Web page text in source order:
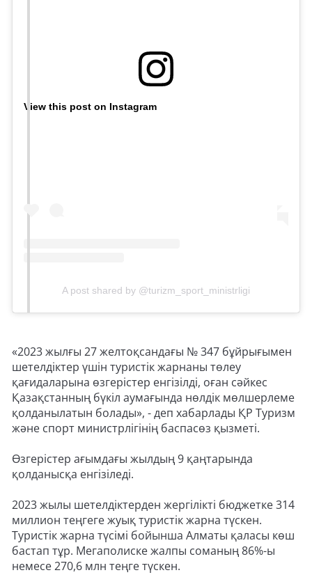
View this post on Instagram
A post shared by @turizm_sport_ministrligi
«2023 жылғы 27 желтоқсандағы № 347 бұйрығымен
шетелдіктер үшін туристік жарнаны төлеу
қағидаларына өзгерістер енгізілді, оған сәйкес
Қазақстанның бүкіл аумағында нөлдік мөлшерлеме
қолданылатын болады», - деп хабарлады ҚР Туризм
және спорт министрлігінің баспасөз қызметі.
Өзгерістер ағымдағы жылдың 9 қаңтарында
қолданысқа енгізіледі.
2023 жылы шетелдіктерден жергілікті бюджетке 314
миллион теңгеге жуық туристік жарна түскен.
Туристік жарна түсімі бойынша Алматы қаласы көш
бастап тұр. Мегаполиске жалпы соманың 86%-ы
немесе 270,6 млн теңге түскен.